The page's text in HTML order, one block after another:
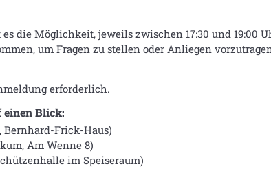
die Möglichkeit, jeweils zwischen 17:30 und 19:00
um Fragen zu stellen oder Anliegen
erforderlich.
einen Blick:
Bernhard-Frick-Haus)
Am Wenne 8)
im Speiseraum)